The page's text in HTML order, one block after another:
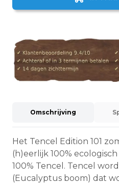
Omschrijving
Het Tencel Edition 101
(h)eerlijk 100%
100% Tencel. Tencel
(Eucalyptus boom) dat